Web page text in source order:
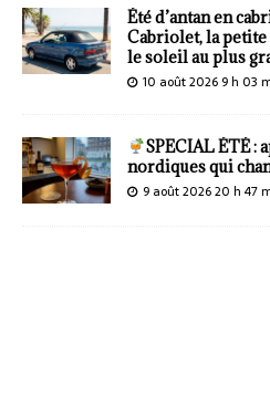
Été d’antan en
Cabriolet, la
le soleil au plus
10 août 2026 9 h 03
SPECIAL ÉTÉ :
nordiques qui
9 août 2026 20 h 47